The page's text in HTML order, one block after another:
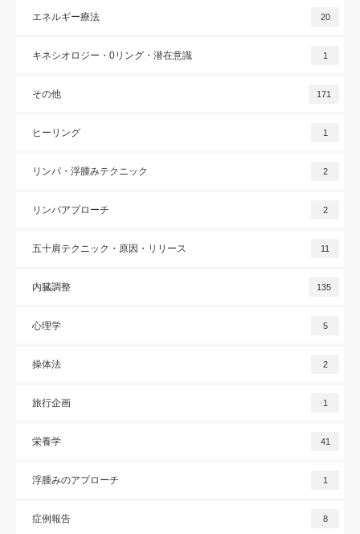
エネルギー療法 20
キネシオロジー・0リング・潜在意識 1
その他 171
ヒーリング 1
リンパ・浮腫みテクニック 2
リンパアプローチ 2
五十肩テクニック・原因・リリース 11
内臓調整 135
心理学 5
操体法 2
旅行企画 1
栄養学 41
浮腫みのアプローチ 1
症例報告 8